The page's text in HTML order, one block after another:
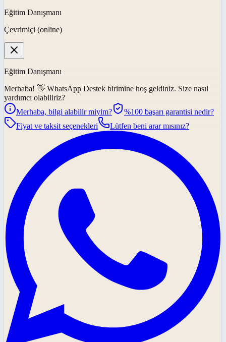
Eğitim Danışmanı
Çevrimiçi (online)
Eğitim Danışmanı
Merhaba! 👋 WhatsApp Destek birimine hoş geldiniz. Size nasıl
yardımcı olabiliriz?
Merhaba, bilgi alabilir miyim?
%100 başarı garantisi nedir?
Fiyat ve taksit seçenekleri
Lütfen beni arar mısınız?